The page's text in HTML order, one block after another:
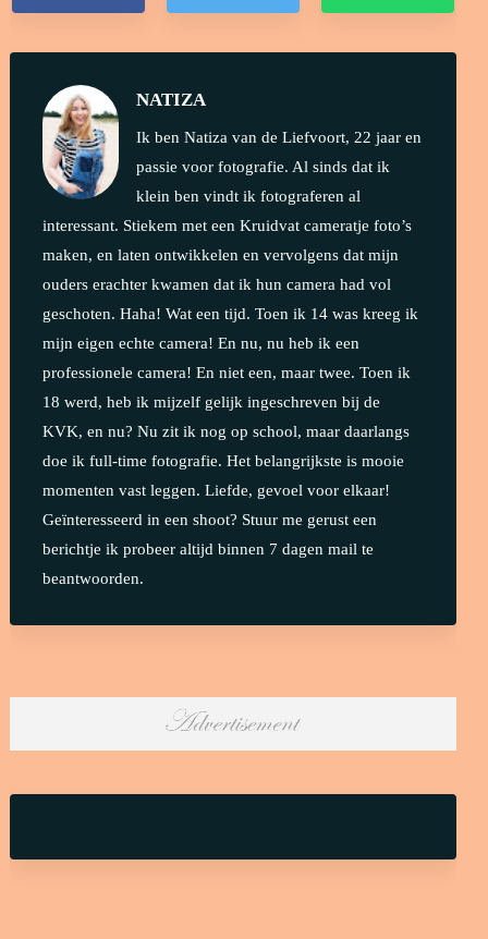
NATIZA
Ik ben Natiza van de Liefvoort, 22 jaar en
passie voor fotografie. Al sinds dat ik
klein ben vindt ik fotograferen al
interessant. Stiekem met een Kruidvat cameratje foto’s
maken, en laten ontwikkelen en vervolgens dat mijn
ouders erachter kwamen dat ik hun camera had vol
geschoten. Haha! Wat een tijd. Toen ik 14 was kreeg ik
mijn eigen echte camera! En nu, nu heb ik een
professionele camera! En niet een, maar twee. Toen ik
18 werd, heb ik mijzelf gelijk ingeschreven bij de
KVK, en nu? Nu zit ik nog op school, maar daarlangs
doe ik full-time fotografie. Het belangrijkste is mooie
momenten vast leggen. Liefde, gevoel voor elkaar!
Geïnteresseerd in een shoot? Stuur me gerust een
berichtje ik probeer altijd binnen 7 dagen mail te
beantwoorden.